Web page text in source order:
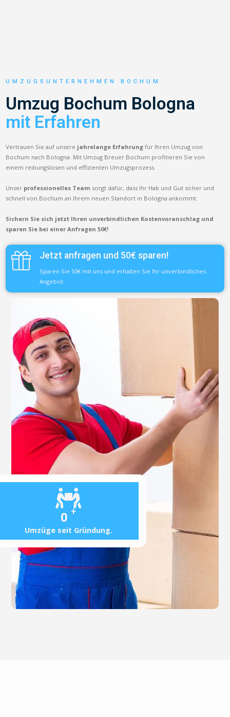
0 +
Umzüge seit Gründung.
UMZUGSUNTERNEHMEN BOCHUM
Umzug Bochum Bologna
mit Erfahren
Vertrauen Sie auf unsere jahrelange Erfahrung für Ihren Umzug von
Bochum nach Bologna. Mit Umzug Breuer Bochum profitieren Sie von
einem reibungslosen und effizienten Umzugsprozess.
Unser professionelles Team sorgt dafür, dass Ihr Hab und Gut sicher und
schnell von Bochum an Ihrem neuen Standort in Bologna ankommt.
Sichern Sie sich jetzt Ihren unverbindlichen Kostenvoranschlag und
sparen Sie bei einer Anfragen 50€!
Jetzt anfragen und 50€ sparen!
Sparen Sie 50€ mit uns und erhalten Sie Ihr unverbindliches
Angebot.